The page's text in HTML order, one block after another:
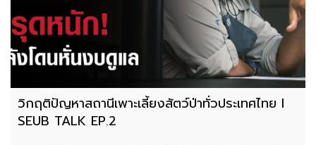
วิกฤติปัญหาสถานีเพาะเลี้ยงสัตว์ป่าทั่วประเทศไทย l
SEUB TALK EP.2